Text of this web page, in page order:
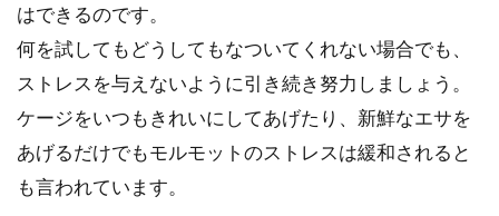
はできるのです。
何を試してもどうしてもなついてくれない場合でも、
ストレスを与えないように引き続き努力しましょう。
ケージをいつもきれいにしてあげたり、新鮮なエサを
あげるだけでもモルモットのストレスは緩和されると
も言われています。